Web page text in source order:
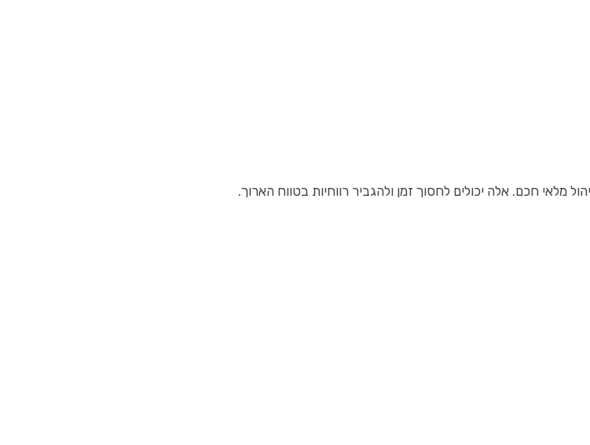
מלאי חכם. אלה יכולים לחסוך זמן ולהגביר רווחיות בטווח הארוך.